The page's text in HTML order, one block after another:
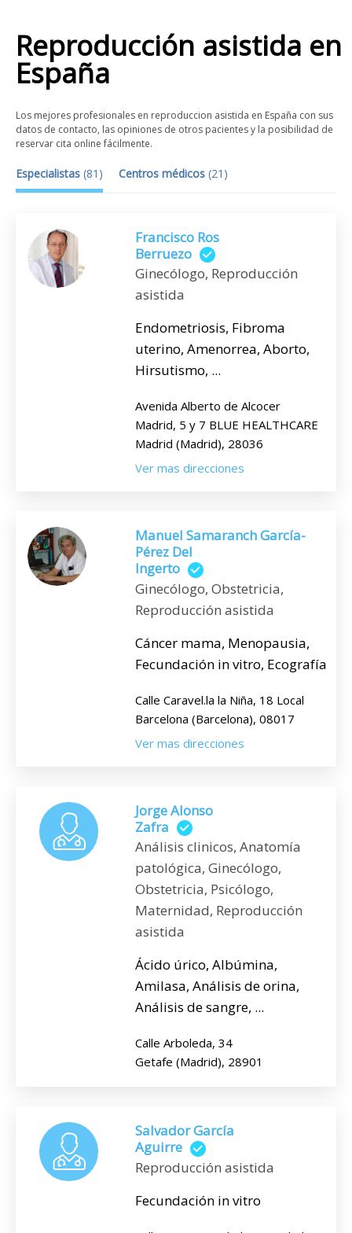
Reproducción asistida en
España
Los mejores profesionales en reproduccion asistida en España con sus
datos de contacto, las opiniones de otros pacientes y la posibilidad de
reservar cita online fácilmente.
Especialistas (81 ) Centros médicos (21 )
Francisco Ros
Berruezo
Ginecólogo, Reproducción
asistida
Endometriosis, Fibroma
uterino, Amenorrea, Aborto,
Hirsutismo, ...
Avenida Alberto de Alcocer
Madrid, 5 y 7 BLUE HEALTHCARE
Madrid (Madrid), 28036
Ver mas direcciones
Manuel Samaranch García-
Pérez Del
Ingerto
Ginecólogo, Obstetricia,
Reproducción asistida
Cáncer mama, Menopausia,
Fecundación in vitro, Ecografía
Calle Caravel.la la Niña, 18 Local
Barcelona (Barcelona), 08017
Ver mas direcciones
Jorge Alonso
Zafra
Análisis clinicos, Anatomía
patológica, Ginecólogo,
Obstetricia, Psicólogo,
Maternidad, Reproducción
asistida
Ácido úrico, Albúmina,
Amilasa, Análisis de orina,
Análisis de sangre, ...
Calle Arboleda, 34
Getafe (Madrid), 28901
Salvador García
Aguirre
Reproducción asistida
Fecundación in vitro